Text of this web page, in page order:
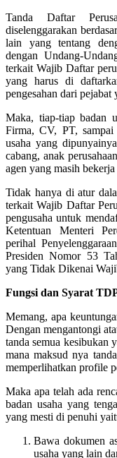
Tanda Daftar
diselenggarakan
lain yang tentang
dengan Undang-
terkait Wajib Daftar
yang harus di
pengesahan dari pejabat
Maka, tiap-tiap badan
Firma, CV, PT, sampai
usaha yang
cabang, anak
agen yang masih
Tidak hanya di atur
terkait Wajib Daftar
pengusaha untuk
Ketentuan Menteri
perihal
Presiden Nomor 53
yang Tidak Dikenai
Fungsi dan Syarat
Memang, apa
Dengan mengantongi
tanda semua kesibukan
mana maksud nya
memperlihatkan profile
Maka apa telah ada
badan usaha yang
yang mesti di penuhi
Bawa dokumen
usaha yang lain